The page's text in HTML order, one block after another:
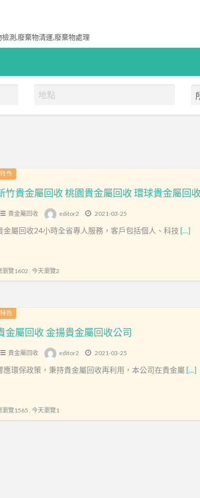
測,廢棄物清運,廢棄物處理
特色
貴金屬回收 editor2 2021-03-25
金屬回收24小時全省專人服務，客戶包括個人、科技 […]
瀏覽1602 , 今天瀏覽2
特色
金屬回收 金揚貴金屬回收公司
貴金屬回收 editor2 2021-03-25
應環保政策，秉持貴金屬回收再利用，本公司在貴金屬 […]
瀏覽1565 , 今天瀏覽1